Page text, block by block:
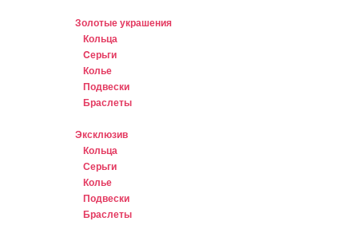
Золотые украшения
Кольца
Cерьги
Колье
Подвески
Браслеты
Эксклюзив
Кольца
Серьги
Колье
Подвески
Браслеты